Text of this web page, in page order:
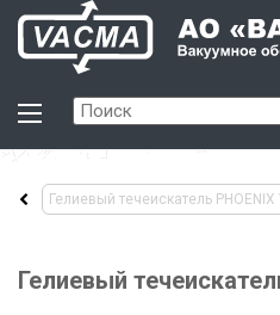
Гелиевый течеискатель PHOENIX
Гелиевый